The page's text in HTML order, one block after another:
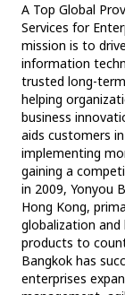
A Top Global
Services for
mission is to
information
trusted long-
helping
business
aids customers
implementing
gaining a
in 2009, Yonyou
Hong Kong,
globalization
products to
Bangkok has
enterprises